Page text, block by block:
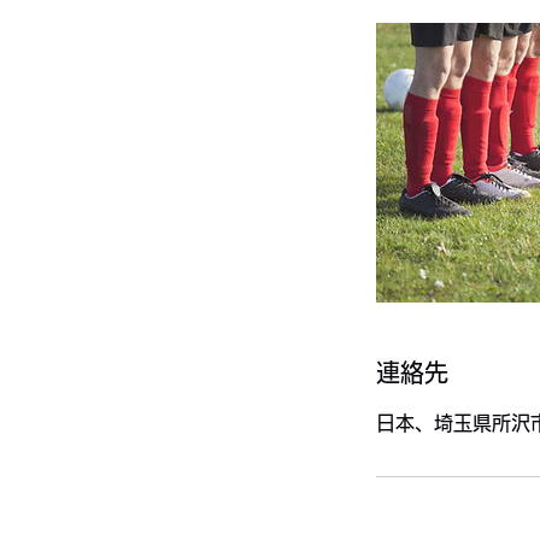
連絡先
日本、埼玉県所沢